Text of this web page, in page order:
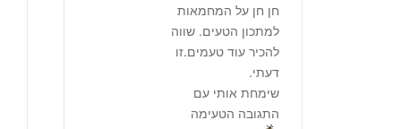
חן חן על המחמאות
למתכון הטעים. שווה
להכיר עוד טעמים.זו
דעתי.
שימחת אותי עם
התגובה הטעימה